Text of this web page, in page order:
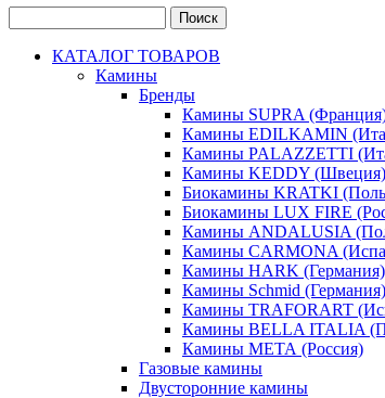
КАТАЛОГ ТОВАРОВ
Камины
Бренды
Камины SUPRA
Камины EDILKAMIN
Камины PALAZZETTI
Камины KEDDY (Швеция)
Биокамины KRATKI
Биокамины LUX FIRE
Камины ANDALUSIA
Камины CARMONA
Камины HARK (Германия)
Камины Schmid (Германия)
Камины TRAFORART
Камины BELLA ITALIA
Камины МЕТА (Россия)
Газовые камины
Двусторонние камины